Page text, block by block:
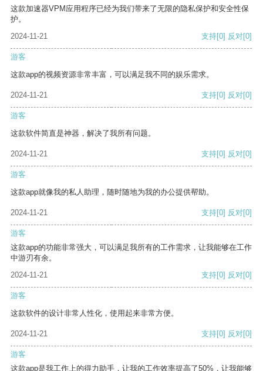
这款加速器VPM应用程序已经为我们带来了无限的隐私保护和安全性保
护。
2024-11-21
支持[0] 反对[0]
游客
这款app的视频资源非常丰富，可以满足我不同的娱乐需求。
2024-11-21 支持[0] 反对[0]
游客
这款软件简直是神器，解决了我所有问题。
2024-11-21 支持[0] 反对[0]
游客
这款app就像我的私人助理，随时随地为我的办公提供帮助。
2024-11-21 支持[0] 反对[0]
游客
这款app的功能非常强大，可以满足我所有的工作需求，让我能够在工作
中游刃有余。
2024-11-21
支持[0] 反对[0]
游客
这款软件的设计非常人性化，使用起来非常方便。
2024-11-21 支持[0] 反对[0]
游客
这款app是我工作上的得力助手，让我的工作效率提高了50%，让我能够